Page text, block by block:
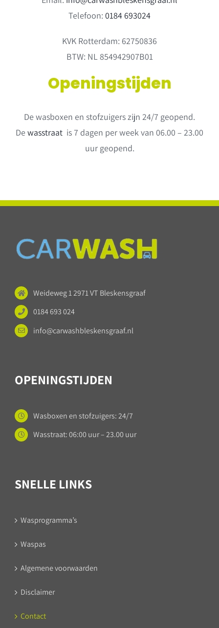
Telefoon: 0184 693024
KVK Rotterdam: 62750836
BTW: NL 854942907B01
Openingstijden
De wasboxen en stofzuigers zijn 24/7 geopend.
Dewasstraat is 7 dagen per week van 06.00 – 23.00
uur geopend.
Weideweg 1 2971 VT Bleskensgraaf
0184 693 024
info@carwashbleskensgraaf.nl
OPENINGSTIJDEN
Wasboxen en stofzuigers: 24/7
Wasstraat: 06:00 uur – 23.00 uur
SNELLE LINKS
Wasprogramma’s
Waspas
Algemene voorwaarden
Disclaimer
Contact